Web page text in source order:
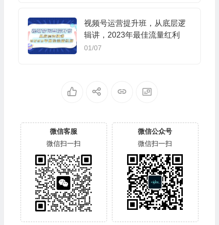
视频号运营提升班，从底层逻
辑讲，2023年最佳流量红利
01/07
微信客服
微信扫一扫
微信公众号
微信扫一扫